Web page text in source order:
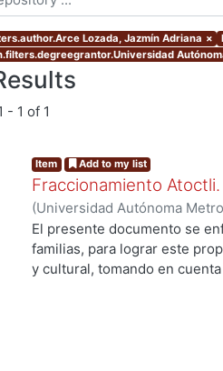
Lozada, Jazmín Adriana ×
- 1 of 1
Item Add to my list
Fraccionamiento
(Universidad Autónoma
de Servicios de Información.,
Lozada, Jazmín Adriana;
El presente documento se
familias, para lograr este
y cultural, tomando en